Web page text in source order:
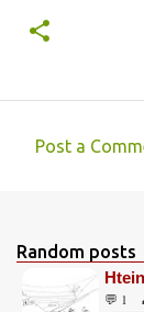
m
Post a
Random posts
💬 1